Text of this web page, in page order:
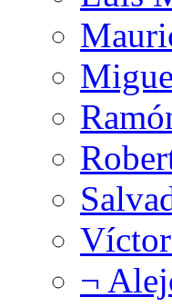
Víctor
¬